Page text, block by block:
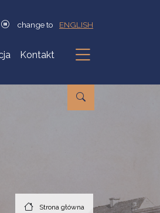
change to ENGLISH
Kontakt
Podmenu
Strona główna